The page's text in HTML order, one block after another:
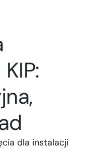
dla instalacji